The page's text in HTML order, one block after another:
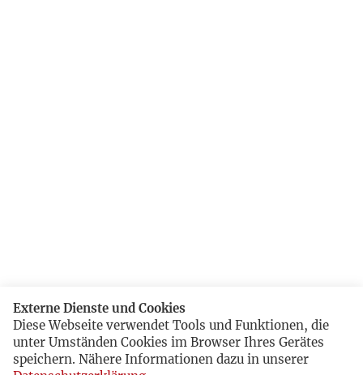
Externe Dienste und Cookies
Diese Webseite verwendet Tools und Funktionen, die
unter Umständen Cookies im Browser Ihres Gerätes
speichern. Nähere Informationen dazu in unserer